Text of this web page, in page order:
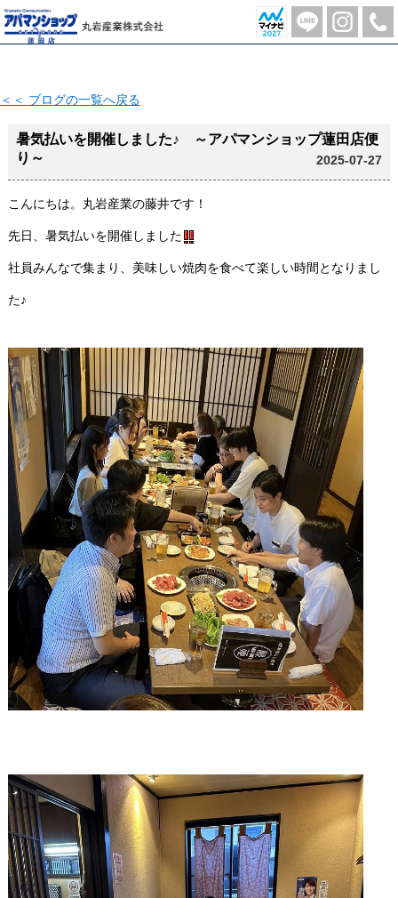
暑気払いを開催しました♪ ～アパマンショップ蓮田店便り～【2025-07-27更新】 | 蓮田市の不動産のことならアパマンショップ蓮田店-丸岩産業株式会社-
＜＜ ブログの一覧へ戻る
暑気払いを開催しました♪ ～アパマンショップ蓮田店便
り～
2025-07-27
こんにちは。丸岩産業の藤井です！
先日、暑気払いを開催しました
社員みんなで集まり、美味しい焼肉を食べて楽しい時間となりまし
た♪